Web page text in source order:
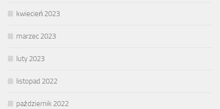
kwiecień 2023
marzec 2023
luty 2023
listopad 2022
październik 2022